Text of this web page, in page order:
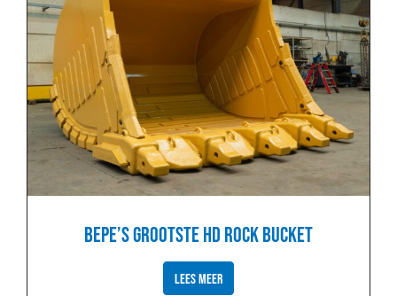
BEPE’S GROOTSTE HD ROCK BUCKET
LEES MEER